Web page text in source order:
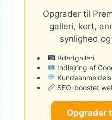
Opgrader til
galleri, kort,
synlighed
Billedgalleri
Indlejring af
SEO-boostet
Opgrader